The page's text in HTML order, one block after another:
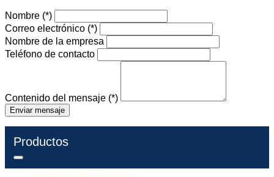
Nombre (*)
Correo electrónico (*)
Nombre de la empresa
Teléfono de contacto
Contenido del mensaje (*)
Enviar mensaje
Productos